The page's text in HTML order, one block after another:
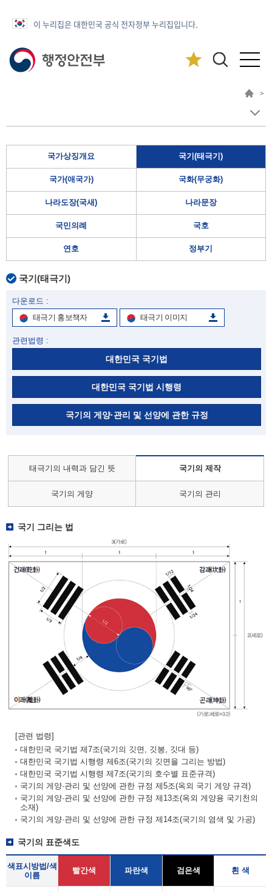
이 누리집은 대한민국 공식 전자정부 누리집입니다.
>
국가상징개요 국기(태극기)
국가(애국가) 국화(무궁화)
나라도장(국새) 나라문장
국민의례 국호
연호 정부기
국기(태극기)
다운로드 :
태극기 홍보책자
태극기 이미지
관련법령 :
대한민국 국기법
대한민국 국기법 시행령
국기의 게양·관리 및 선양에 관한 규정
태극기의 내력과 담긴 뜻 국기의 제작
국기의 게양 국기의 관리
국기 그리는 법
[관련 법령]
대한민국 국기법 제7조(국기의 깃면, 깃봉, 깃대 등)
대한민국 국기법 시행령 제6조(국기의 깃면을 그리는 방법)
대한민국 국기법 시행령 제7조(국기의 호수별 표준규격)
국기의 게양·관리 및 선양에 관한 규정 제5조(옥외 국기 게양 규격)
국기의 게양·관리 및 선양에 관한 규정 제13조(옥외 게양용 국기천의
소재)
국기의 게양·관리 및 선양에 관한 규정 제14조(국기의 염색 및 가공)
국기의 표준색도
색표시방법/색
이름
빨간색 파란색 검은색 흰 색